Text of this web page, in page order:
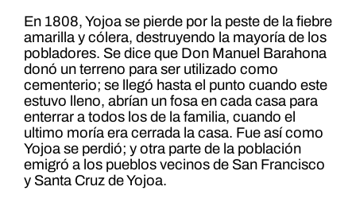
En 1808, Yojoa se pierde por la peste de la fiebre
amarilla y cólera, destruyendo la mayoría de los
pobladores. Se dice que Don Manuel Barahona
donó un terreno para ser utilizado como
cementerio; se llegó hasta el punto cuando este
estuvo lleno, abrían un fosa en cada casa para
enterrar a todos los de la familia, cuando el
ultimo moría era cerrada la casa. Fue así como
Yojoa se perdió; y otra parte de la población
emigró a los pueblos vecinos de San Francisco
y Santa Cruz de Yojoa.